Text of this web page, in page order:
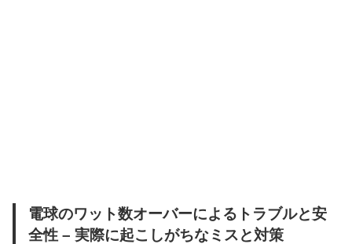
電球のワット数オーバーによるトラブルと安
全性 – 実際に起こしがちなミスと対策